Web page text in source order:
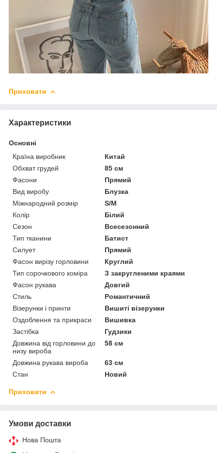
Приховати
Характеристики
Основні
Країна виробник
Китай
Обхват грудей
85 см
Фасони
Прямий
Вид виробу
Блузка
Міжнародний розмір
S/M
Колір
Білий
Сезон
Всесезонний
Тип тканини
Батист
Силует
Прямий
Фасон вирізу горловини
Круглий
Тип сорочкового коміра
З закругленими краями
Фасон рукава
Довгий
Стиль
Романтичний
Візерунки і принти
Вишиті візерунки
Оздоблення та прикраси
Вишивка
Застібка
Гудзики
Довжина від горловини до
низу вироба
58 см
Довжина рукава вироба
63 см
Стан
Новий
Приховати
Умови доставки
Нова Пошта